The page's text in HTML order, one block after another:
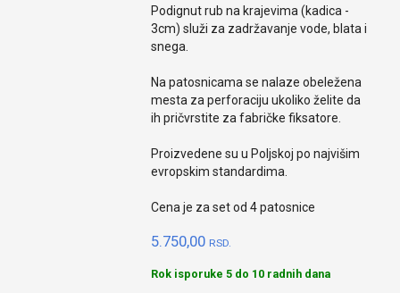
Podignut rub na krajevima (kadica -
3cm) služi za zadržavanje vode, blata i
snega.
Na patosnicama se nalaze obeležena
mesta za perforaciju ukoliko želite da
ih pričvrstite za fabričke fiksatore.
Proizvedene su u Poljskoj po najvišim
evropskim standardima.
Cena je za set od 4 patosnice
5.750,00 RSD.
Rok isporuke 5 do 10 radnih dana